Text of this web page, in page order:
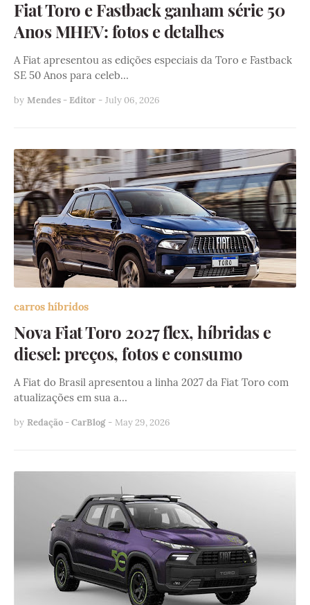
Fiat Toro e Fastback ganham série 50
Anos MHEV: fotos e detalhes
A Fiat apresentou as edições especiais da Toro e Fastback
SE 50 Anos para celeb…
by Mendes - Editor - July 06, 2026
carros híbridos
Nova Fiat Toro 2027 flex, híbridas e
diesel: preços, fotos e consumo
A Fiat do Brasil apresentou a linha 2027 da Fiat Toro com
atualizações em sua a…
by Redação - CarBlog - May 29, 2026